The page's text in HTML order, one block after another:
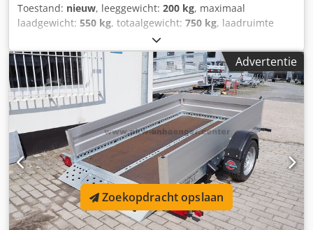
Toestand: nieuw, leeggewicht: 200 kg, maximaal
laadgewicht: 550 kg, totaalgewicht: 750 kg, laadruimte
, laadruimtebreedte:
laadruimtehoogte:43 mm, bandenmaten:155/70r13,
Motorradtrailer van aanhangwagenfabrikant VEZEKO,
model MOTOVAN-A. Ideaal voor een zware motorfiets
dankzij de gedeelde oprijklep, het stabiele frame en de
vele spanmogelijkheden. De motorfiets kan veilig direct op
de aanhangwagen worden gereden of geduwd. De
motorsteun op de trailer is verstelbaar, zowel aan de steun
zelf als direct op het laadoppervlak. De
standaarduitrusting van de motortransporter bestaat uit:
een verstelbare motorsteun, geperforeerde vloerplaat voor
antislip en sjorpunten, stabiele oprijklep met geperforeerd
profiel en ondersteuning, veel sjorogen, steunwiel, stabiel
Advertentie
Zoekopdracht opslaan